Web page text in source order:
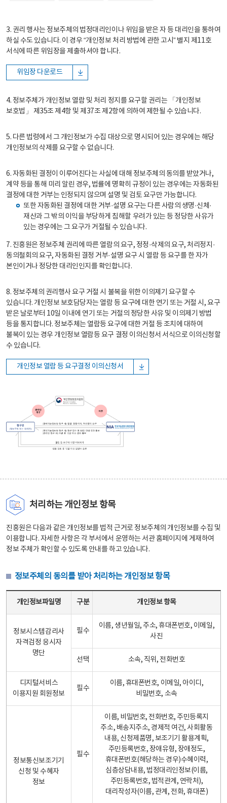
3. 권리 행사는 정보주체의 법정대리인이나 위임을 받은 자 등 대리인을 통하여
하실 수도 있습니다. 이 경우 “개인정보 처리 방법에 관한 고시” 별지 제11호
서식에 따른 위임장을 제출하셔야 합니다.
위임장 다운로드
4. 정보주체가 개인정보 열람 및 처리 정지를 요구할 권리는 「개인정보
보호법」 제35조 제4항 및 제37조 제2항에 의하여 제한될 수 있습니다.
5. 다른 법령에서 그 개인정보가 수집 대상으로 명시되어 있는 경우에는 해당
개인정보의 삭제를 요구할 수 없습니다.
6. 자동화된 결정이 이루어진다는 사실에 대해 정보주체의 동의를 받았거나,
계약 등을 통해 미리 알린 경우, 법률에 명확히 규정이 있는 경우에는 자동화된
결정에 대한 거부는 인정되지 않으며 설명 및 검토 요구만 가능합니다.
또한 자동화된 결정에 대한 거부·설명 요구는 다른 사람의 생명·신체·
재산과 그 밖의 이익을 부당하게 침해할 우려가 있는 등 정당한 사유가
있는 경우에는 그 요구가 거절될 수 있습니다.
7. 진흥원은 정보주체 권리에 따른 열람의 요구, 정정·삭제의 요구, 처리정지·
동의철회의 요구, 자동화된 결정 거부·설명 요구 시 열람 등 요구를 한 자가
본인이거나 정당한 대리인인지를 확인합니다.
8. 정보주체의 권리행사 요구 거절 시 불복을 위한 이의제기 요구할 수
있습니다. 개인정보 보호담당자는 열람 등 요구에 대한 연기 또는 거절 시, 요구
받은 날로부터 10일 이내에 연기 또는 거절의 정당한 사유 및 이의제기 방법
등을 통지합니다. 정보주체는 열람등 요구에 대한 거절 등 조치에 대하여
불복이 있는 경우 개인정보 열람등 요구 결정 이의신청서 서식으로 이의신청할
수 있습니다.
개인정보 열람 등 요구결정 이의신청서
처리하는 개인정보 항목
진흥원은 다음과 같은 개인정보를 법적 근거로 정보주체의 개인정보를 수집 및
이용합니다. 자세한 사항은 각 부서에서 운영하는 서관 홈페이지에 게재하여
정보 주체가 확인할 수 있도록 안내를 하고 있습니다.
정보주체의 동의를 받아 처리하는 개인정보 항목
개인정보파일명 구분 개인정보 항목
정보시스템감리사
자격검정 응시자
명단
필수
이름, 생년월일, 주소, 휴대폰번호, 이메일,
사진
선택 소속, 직위, 전화번호
디지털서비스
이용지원 회원정보
필수
이름, 휴대폰번호, 이메일, 아이디,
비밀번호, 소속
정보통신보조기기
신청 및 수혜자
정보
필수
이름, 비밀번호, 전화번호, 주민등록지
주소, 배송지주소, 경제적 여건, 사회활동
내용, 신청제품명, 보조기기 활용계획,
주민등록번호, 장애유형, 장애정도,
휴대폰번호(해당하는 경우)수혜이력,
심층상담내용, 법정대리인정보(이름,
주민등록번호, 법적관계, 연락처),
대리작성자(이름, 관계, 전화, 휴대폰)